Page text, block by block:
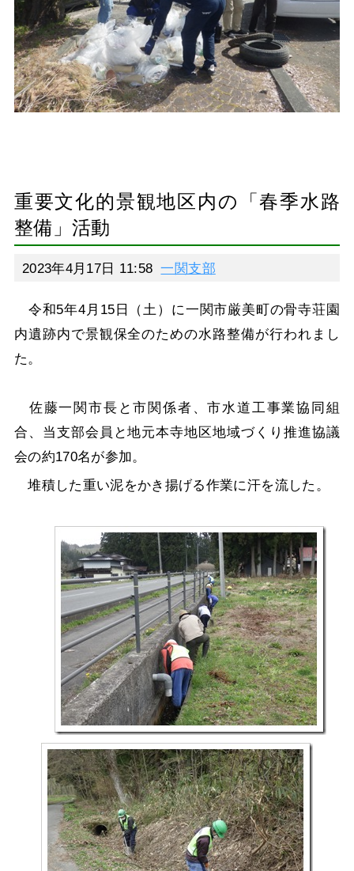
重要文化的景観地区内の「春季水路
整備」活動
2023年4月17日 11:58 一関支部
令和5年4月15日（土）に一関市厳美町の骨寺荘園
内遺跡内で景観保全のための水路整備が行われまし
た。
佐藤一関市長と市関係者、市水道工事業協同組
合、当支部会員と地元本寺地区地域づくり推進協議
会の約170名が参加。
堆積した重い泥をかき揚げる作業に汗を流した。